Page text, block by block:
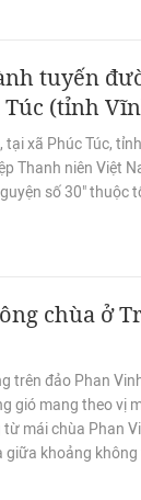
tuyến
(tỉnh
tại xã Phúc Túc,
Thanh niên Việt
số 30" thuộc
chùa ở
trên đảo Phan
gió mang theo vị
mái chùa Phan
giữa khoảng